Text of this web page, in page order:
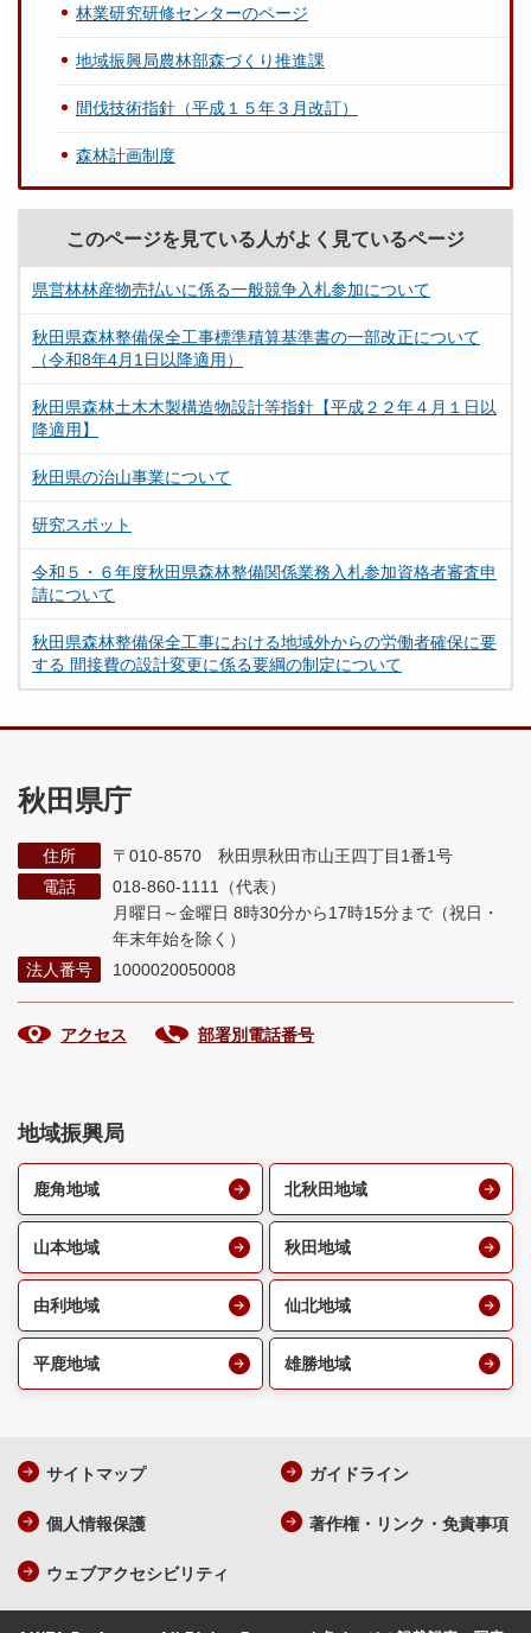
林業研究研修センターのページ
地域振興局農林部森づくり推進課
間伐技術指針（平成１５年３月改訂）
森林計画制度
このページを見ている人がよく見ているページ
県営林林産物売払いに係る一般競争入札参加について
秋田県森林整備保全工事標準積算基準書の一部改正について
（令和8年4月1日以降適用）
秋田県森林土木木製構造物設計等指針【平成２２年４月１日以
降適用】
秋田県の治山事業について
研究スポット
令和５・６年度秋田県森林整備関係業務入札参加資格者審査申
請について
秋田県森林整備保全工事における地域外からの労働者確保に要
する 間接費の設計変更に係る要綱の制定について
秋田県庁
住所
〒010-8570 秋田県秋田市山王四丁目1番1号
電話
018-860-1111（代表）
月曜日～金曜日 8時30分から17時15分まで （祝日・
年末年始を除く）
法人番号
1000020050008
アクセス 部署別電話番号
地域振興局
鹿角地域 北秋田地域
山本地域 秋田地域
由利地域 仙北地域
平鹿地域 雄勝地域
サイトマップ ガイドライン
個人情報保護 著作権・リンク・免責事項
ウェブアクセシビリティ